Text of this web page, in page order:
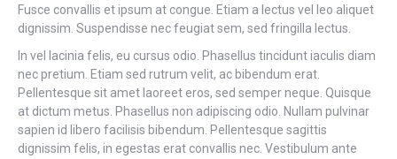
Fusce convallis et ipsum at congue. Etiam a lectus vel leo aliquet
dignissim. Suspendisse nec feugiat sem, sed fringilla lectus.
In vel lacinia felis, eu cursus odio. Phasellus tincidunt iaculis diam
nec pretium. Etiam sed rutrum velit, ac bibendum erat.
Pellentesque sit amet laoreet eros, sed semper neque. Quisque
at dictum metus. Phasellus non adipiscing odio. Nullam pulvinar
sapien id libero facilisis bibendum. Pellentesque sagittis
dignissim felis, in egestas erat convallis nec. Vestibulum ante